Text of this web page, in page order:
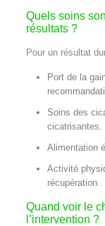
Quels soins
résultats ?
Pour un résultat
Port de la
Soins des
cicatrisantes.
Alimentation
Activité
récupération.
Quand voir le
l’intervention ?